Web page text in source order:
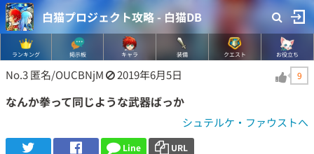
白猫プロジェクト攻略 - 白猫DB
ランキング 掲示板 キャラ 装備 クエスト お役立ち
No.3匿名/OUCBNjM 2019年6月5日 9
なんか拳って同じような武器ばっか
シュテルケ・ファウストへ
Line URL